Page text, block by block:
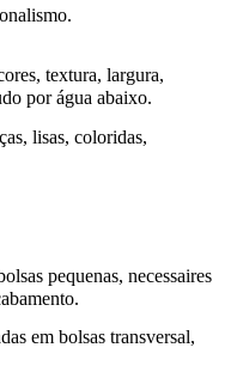
textura, largura,
por água abaixo.
lisas, coloridas,
pequenas, necessaires
em bolsas transversal,